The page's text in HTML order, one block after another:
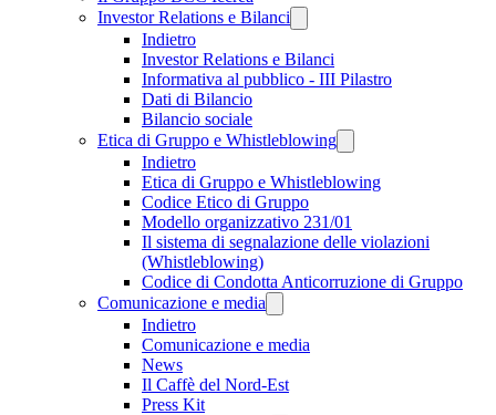
Investor Relations e Bilanci
Indietro
Investor Relations e Bilanci
Informativa al pubblico - III Pilastro
Dati di Bilancio
Bilancio sociale
Etica di Gruppo e Whistleblowing
Indietro
Etica di Gruppo e Whistleblowing
Codice Etico di Gruppo
Modello organizzativo 231/01
Il sistema di segnalazione delle violazioni
(Whistleblowing)
Codice di Condotta Anticorruzione di Gruppo
Comunicazione e media
Indietro
Comunicazione e media
News
Il Caffè del Nord-Est
Press Kit